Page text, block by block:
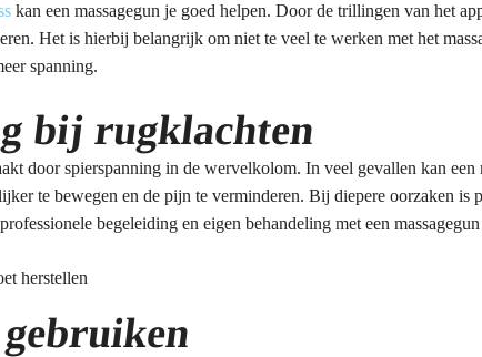
kan een massagegun je goed helpen. Door de trillingen van het
Het is hierbij belangrijk om niet te veel te werken met het
spanning.
bij rugklachten
door spierspanning in de wervelkolom. In veel gevallen kan
te bewegen en de pijn te verminderen. Bij diepere oorzaken
begeleiding en eigen behandeling met een